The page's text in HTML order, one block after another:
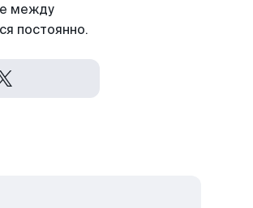
между
постоянно.